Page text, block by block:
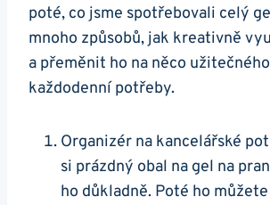
poté, co jsme spotřebovali celý
mnoho způsobů, jak kreativně
a přeměnit ho na něco
každodenní potřeby.
Organizér na kancelářské
si prázdný obal​ na gel na
ho důkladně. Poté ho